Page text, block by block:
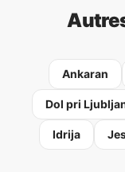
Ankaran
Dol pri
Idrija